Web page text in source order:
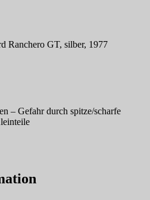
Ranchero GT, silber, 1977
– Gefahr durch spitze/scharfe